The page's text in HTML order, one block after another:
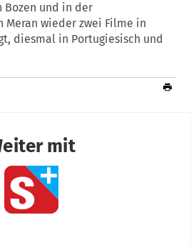
Bozen und in der
wieder zwei Filme in
diesmal in Portugiesisch und